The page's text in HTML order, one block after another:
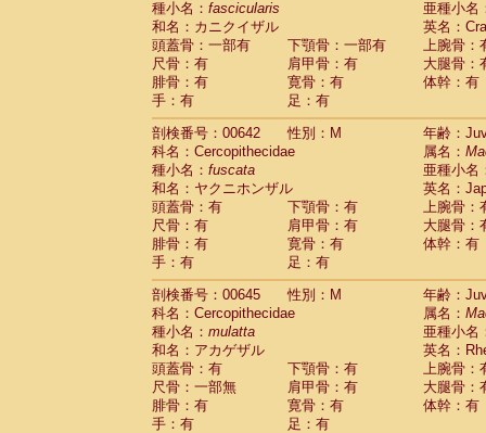
種小名： fascicularis
亜種小名
和名：カニクイザル
英名：
頭蓋骨：一部有
下顎骨：一部有
上腕骨：
尺骨：有
肩甲骨：有
大腿骨：
腓骨：有
寛骨：有
体幹：有
手：有
足：有
剖検番号：00642
性別：M
年齢：
科名：Cercopithecidae
属名：
種小名： fuscata
亜種小名
和名：ヤクニホンザル
英名：
頭蓋骨：有
下顎骨：有
上腕骨：
尺骨：有
肩甲骨：有
大腿骨：
腓骨：有
寛骨：有
体幹：有
手：有
足：有
剖検番号：00645
性別：M
年齢：
科名：Cercopithecidae
属名：
種小名： mulatta
亜種小名
和名：アカゲザル
英名：
頭蓋骨：有
下顎骨：有
上腕骨：
尺骨：一部無
肩甲骨：有
大腿骨：
腓骨：有
寛骨：有
体幹：有
手：有
足：有